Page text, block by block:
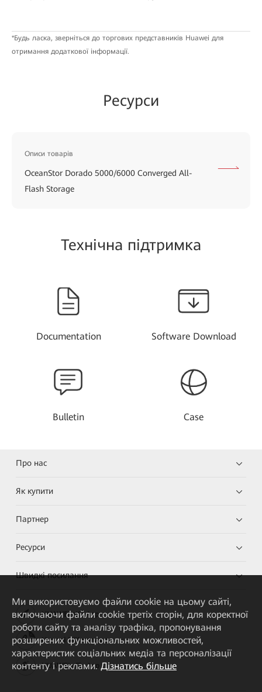
*Будь ласка, зверніться до торгових представників Huawei для
отримання додаткової інформації.
Ресурси
Описи товарів
OceanStor Dorado 5000/6000 Converged All-
Flash Storage
Технічна підтримка
Documentation Software Download
Bulletin Case
Про нас
Як купити
Партнер
Ресурси
Швидкі посилання
HUAWEI eKit App
Huawei HiKnow App
HUAWEI eFly App
Ми використовуємо файли cookie на цьому сайті,
включаючи файли cookie третіх сторін, для коректної
роботи сайту та аналізу трафіка, пропонування
розширених функціональних можливостей,
характеристик соціальних медіа та персоналізації
контенту і реклами. Дізнатись більше